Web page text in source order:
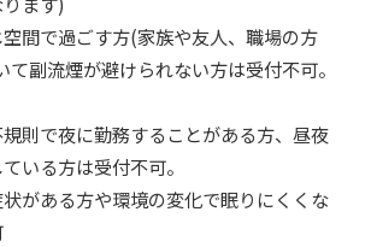
空間で過ごす方(家族や友人、職場の方
副流煙が避けられない方は受付不可。
則で夜に勤務することがある方、昼夜
いる方は受付不可。
がある方や環境の変化で眠りにくくな